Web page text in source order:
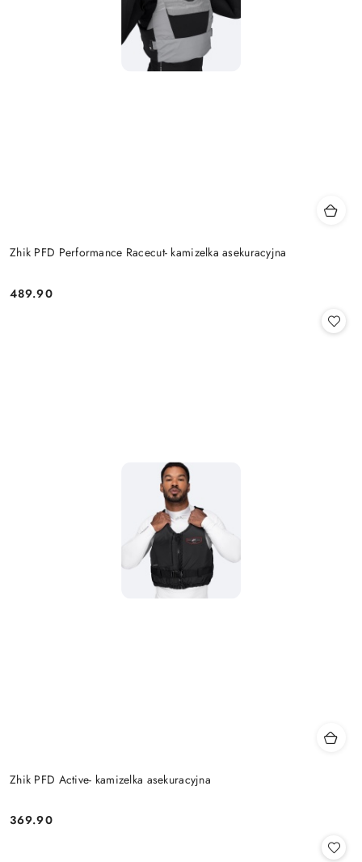
Zhik PFD Performance Racecut- kamizelka asekuracyjna
Cena:
489.90
Zhik PFD Active- kamizelka asekuracyjna
Cena:
369.90